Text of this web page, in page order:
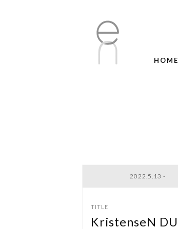
HOME
2022.5.13 -
KristenseN DU